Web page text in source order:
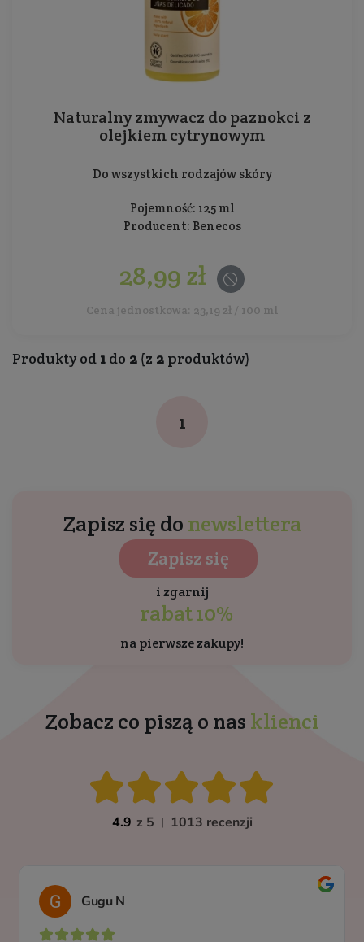
Naturalny zmywacz do paznokci z
olejkiem cytrynowym
Do wszystkich rodzajów skóry
Pojemność: 125 ml
Producent: Benecos
28,99 zł
Cena jednostkowa: 23,19 zł / 100 ml
Produkty od 1 do 2 (z 2 produktów)
1
Zapisz się do newslettera
Zapisz się
i zgarnij
rabat 10%
na pierwsze zakupy!
Zobacz co piszą o nas klienci